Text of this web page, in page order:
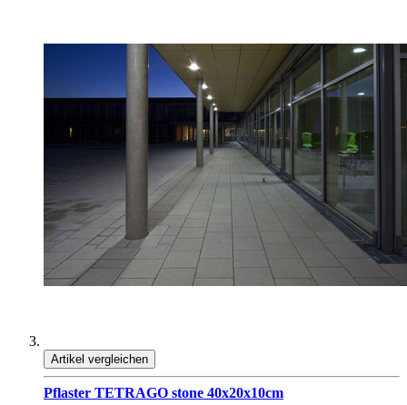
Artikel vergleichen
Pflaster TETRAGO stone 40x20x10cm